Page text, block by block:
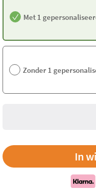
Met 1
Zonder 1